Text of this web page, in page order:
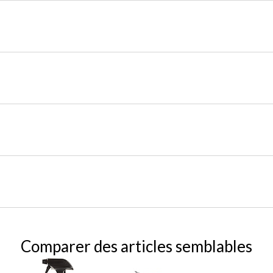
Comparer des articles semblables